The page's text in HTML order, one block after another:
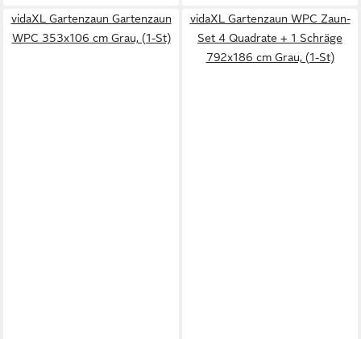
vidaXL Gartenzaun Gartenzaun
WPC 353x106 cm Grau, (1-St)
vidaXL Gartenzaun WPC Zaun-
Set 4 Quadrate + 1 Schräge
792x186 cm Grau, (1-St)